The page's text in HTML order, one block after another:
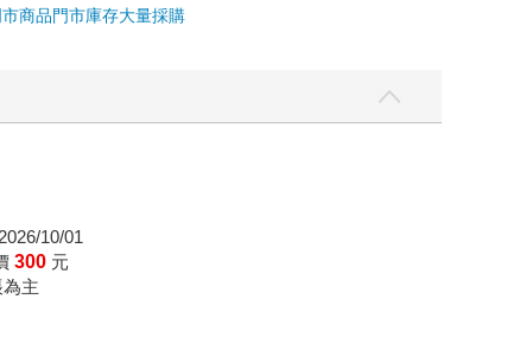
商品門市庫存大量採購
10/01
300 元
主